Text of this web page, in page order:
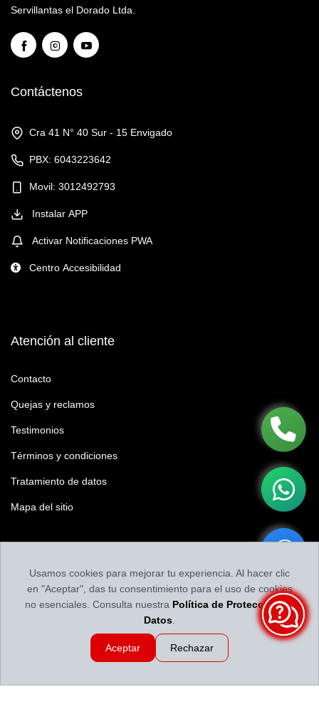
Usamos cookies para mejorar tu experiencia. Al hacer clic
en "Aceptar", das tu consentimiento para el uso de cookies
no esenciales. Consulta nuestra Política de Protección de
Datos
Aceptar Rechazar
Servillantas el Dorado Ltda.
Contáctenos
Cra 41 N° 40 Sur - 15 Envigado
PBX: 6043223642
Movil: 3012492793
Instalar APP
Activar Notificaciones PWA
Centro Accesibilidad
Atención al cliente
Contacto
Quejas y reclamos
Testimonios
Términos y condiciones
Tratamiento de datos
Mapa del sitio
Califica tu experiencia y nuestro contenido
Baterías en Medellín | Servillantas el Dorado 2026-08-09 04:03:05